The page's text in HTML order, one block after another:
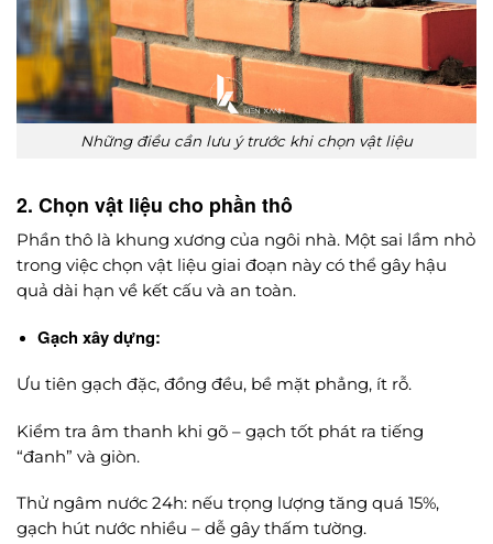
Những điều cần lưu ý trước khi chọn vật liệu
2. Chọn vật liệu cho phần thô
Phần thô là khung xương của ngôi nhà. Một sai lầm nhỏ
trong việc chọn vật liệu giai đoạn này có thể gây hậu
quả dài hạn về kết cấu và an toàn.
Gạch xây dựng:
Ưu tiên gạch đặc, đồng đều, bề mặt phẳng, ít rỗ.
Kiểm tra âm thanh khi gõ – gạch tốt phát ra tiếng
“đanh” và giòn.
Thử ngâm nước 24h: nếu trọng lượng tăng quá 15%,
gạch hút nước nhiều – dễ gây thấm tường.